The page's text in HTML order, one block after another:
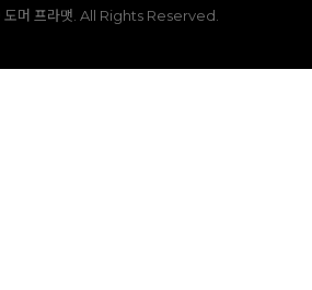
머 프라맷. All Rights Reserved.